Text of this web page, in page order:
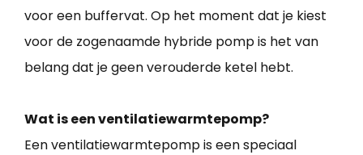
voor een buffervat. Op het moment dat je kiest
voor de zogenaamde hybride pomp is het van
belang dat je geen verouderde ketel hebt.
Wat is een ventilatiewarmtepomp?
Een ventilatiewarmtepomp is een speciaal